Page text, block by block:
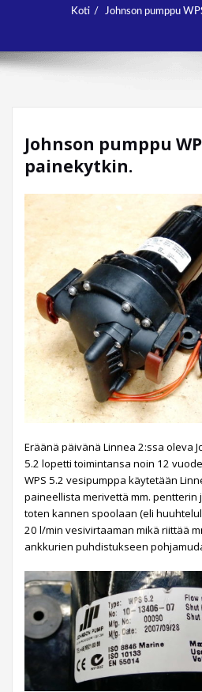
Koti Johnson pumppu
Johnson pumppu
painekytkin.
Eräänä päivänä Linnea 2:ssa oleva
5.2 lopetti toimintansa noin 12
WPS 5.2 vesipumppa käytetään
paineellista merivettä mm. pentterin
toten kannen spoolaan (eli
20 l/min vesivirtaaman mikä riittää
ankkurien puhdistukseen